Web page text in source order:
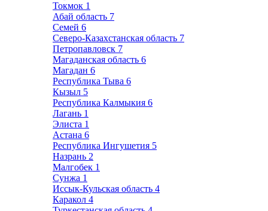
Токмок 1
Абай область 7
Семей 6
Северо-Казахстанская область 7
Петропавловск 7
Магаданская область 6
Магадан 6
Республика Тыва 6
Кызыл 5
Республика Калмыкия 6
Лагань 1
Элиста 1
Астана 6
Республика Ингушетия 5
Назрань 2
Малгобек 1
Сунжа 1
Иссык-Кульская область 4
Каракол 4